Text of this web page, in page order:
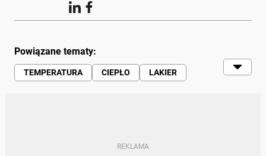
Powiązane tematy:
TEMPERATURA CIEPŁO
LAKIER